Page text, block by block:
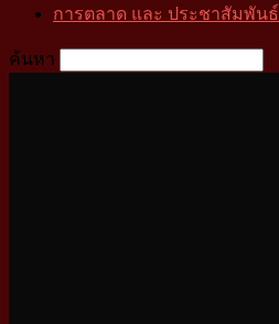
การตลาด และ ประชาสัมพันธ์
ค้นหา